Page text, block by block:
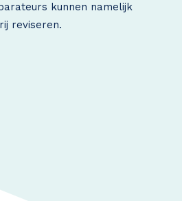
kunnen namelijk
reviseren.